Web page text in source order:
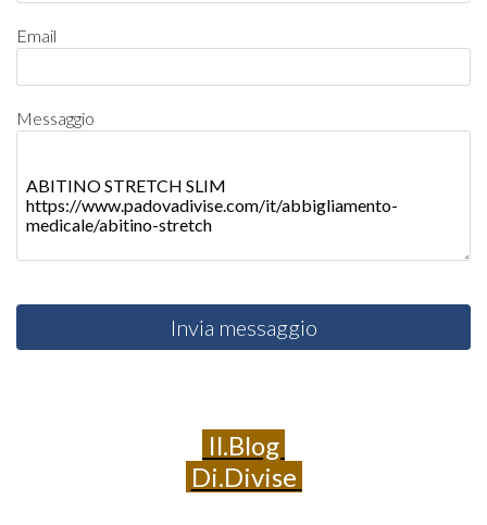
Email
Messaggio
Invia messaggio
Il.Blog
Di.Divise